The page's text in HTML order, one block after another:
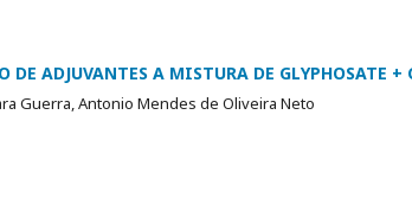
DE ADJUVANTES A MISTURA DE GLYPHOSATE
Guerra, Antonio Mendes de Oliveira Neto